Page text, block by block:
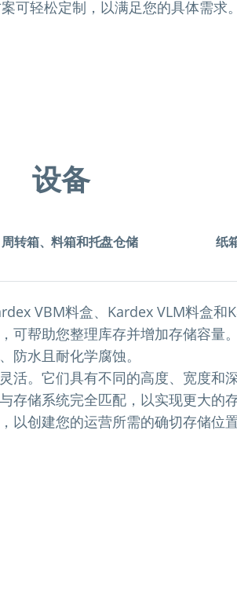
可轻松定制，以满足您的具体需求
设备
周转箱、料箱和托盘仓储 纸
VBM料盒、Kardex VLM料盒和
可帮助您整理库存并增加存储容量
防水且耐化学腐蚀。
活。它们具有不同的高度、宽度和
存储系统完全匹配，以实现更大的
以创建您的运营所需的确切存储位